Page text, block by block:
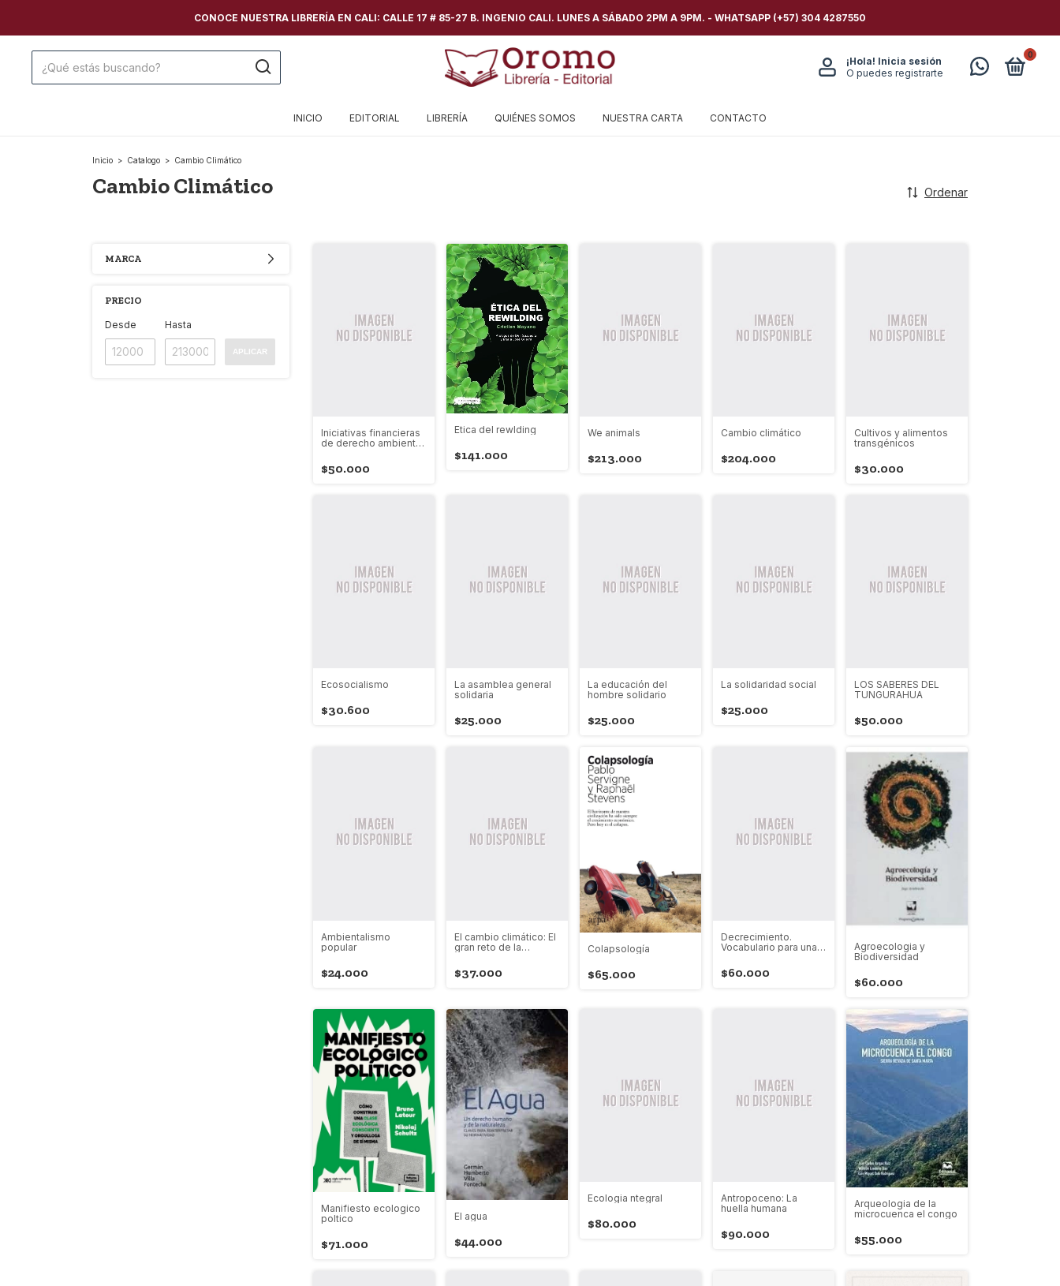
CONOCE NUESTRA LIBRERÍA EN CALI: CALLE 17 # 85-27 B. INGENIO CALI. LUNES A SÁBADO 2PM A 9PM. - WHATSAPP (+57) 304 4287550
¡Hola! Inicia sesión
O puedes registrarte
0
INICIO EDITORIAL LIBRERÍA QUIÉNES SOMOS NUESTRA CARTA CONTACTO
Inicio > Catalogo > Cambio Climático
Cambio Climático Ordenar
MARCA
PRECIO
Desde Hasta
APLICAR
Iniciativas financieras
de derecho ambiental
$50.000
Etica del rewlding
$141.000
We animals
$213.000
Cambio climático
$204.000
Cultivos y alimentos
transgénicos
$30.000
Ecosocialismo
$30.600
La asamblea general
solidaria
$25.000
La educación del
hombre solidario
$25.000
La solidaridad social
$25.000
LOS SABERES DEL
TUNGURAHUA
$50.000
Ambientalismo
popular
$24.000
El cambio climático: El
gran reto de la
en el siglo XXI
$37.000
Colapsología
$65.000
Decrecimiento.
Vocabulario para una
ampliada
latinoaméricana
$60.000
Agroecologia y
Biodiversidad
$60.000
Manifiesto ecologico
poltico
$71.000
El agua
$44.000
Ecologia ntegral
$80.000
Antropoceno: La
huella humana
$90.000
Arqueologia de la
microcuenca el congo
$55.000